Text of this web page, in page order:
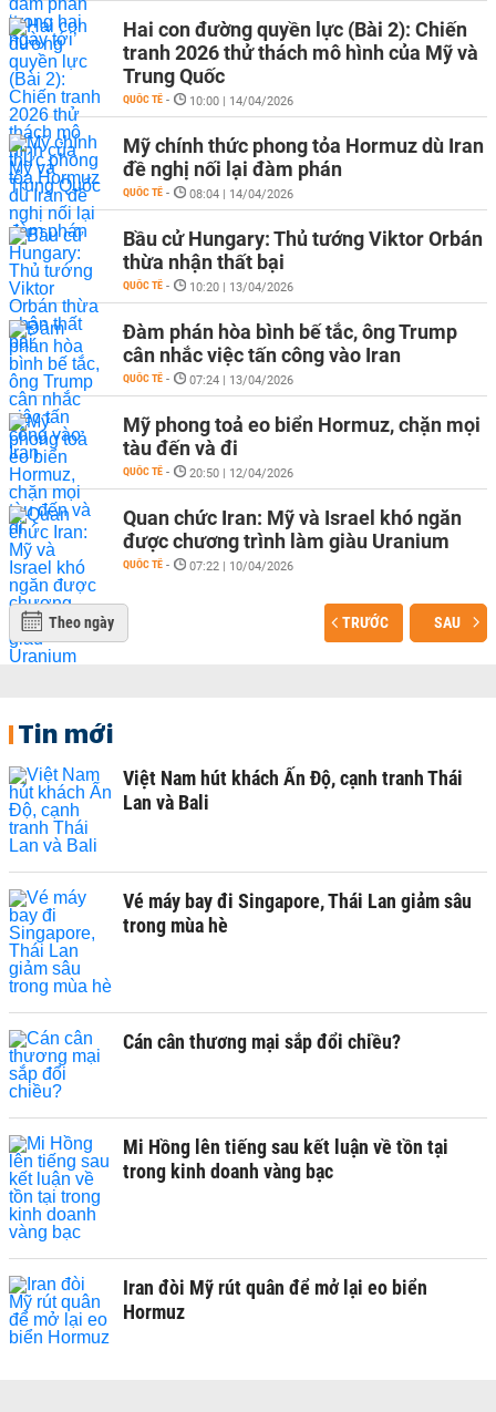
Hai con đường quyền lực (Bài 2): Chiến
tranh 2026 thử thách mô hình của Mỹ và
Trung Quốc
QUỐC TẾ - 10:00 | 14/04/2026
Mỹ chính thức phong tỏa Hormuz dù Iran
đề nghị nối lại đàm phán
QUỐC TẾ - 08:04 | 14/04/2026
Bầu cử Hungary: Thủ tướng Viktor Orbán
thừa nhận thất bại
QUỐC TẾ - 10:20 | 13/04/2026
Đàm phán hòa bình bế tắc, ông Trump
cân nhắc việc tấn công vào Iran
QUỐC TẾ - 07:24 | 13/04/2026
Mỹ phong toả eo biển Hormuz, chặn mọi
tàu đến và đi
QUỐC TẾ - 20:50 | 12/04/2026
Quan chức Iran: Mỹ và Israel khó ngăn
được chương trình làm giàu Uranium
QUỐC TẾ - 07:22 | 10/04/2026
Theo ngày TRƯỚC SAU
Tin mới
Việt Nam hút khách Ấn Độ, cạnh tranh Thái
Lan và Bali
Vé máy bay đi Singapore, Thái Lan giảm sâu
trong mùa hè
Cán cân thương mại sắp đổi chiều?
Mi Hồng lên tiếng sau kết luận về tồn tại
trong kinh doanh vàng bạc
Iran đòi Mỹ rút quân để mở lại eo biển
Hormuz